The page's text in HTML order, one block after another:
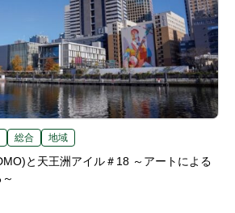
総合 地域
と天王洲アイル＃18 ～アートによる